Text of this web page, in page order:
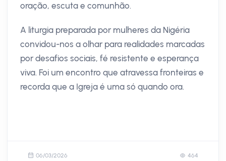
oração, escuta e comunhão.
A liturgia preparada por mulheres da Nigéria
convidou-nos a olhar para realidades marcadas
por desafios sociais, fé resistente e esperança
viva. Foi um encontro que atravessa fronteiras e
recorda que a Igreja é uma só quando ora.
06/03/2026 464